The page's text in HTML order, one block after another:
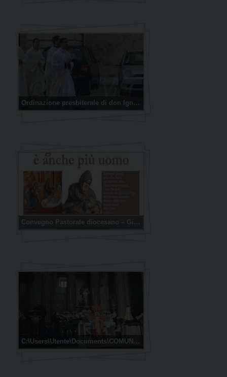
Ordinazione presbiterale di don Ignazio Gadaleta
C:\Users\Utente\Documents\COMUNICAZIONI SOCIALI\FOTO GALLERY\La Croce di S.Damiano e la Statua della Madonna di Loreto in diocesi, verso Cracovia